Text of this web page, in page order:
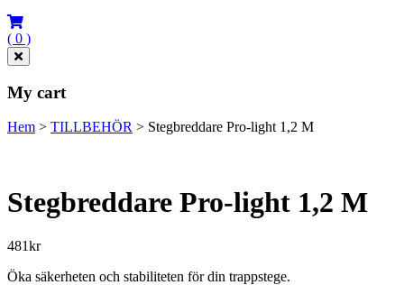
( 0 )
My cart
Hem > TILLBEHÖR > Stegbreddare Pro-light 1,2 M
Stegbreddare Pro-light 1,2 M
481kr
Öka säkerheten och stabiliteten för din trappstege.